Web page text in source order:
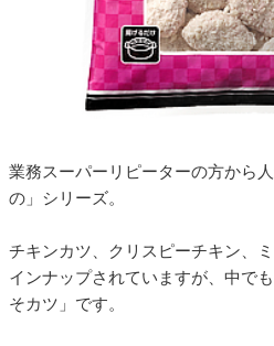
業務スーパーリピーターの方から
の」シリーズ。
チキンカツ、クリスピーチキン、
インナップされていますが、中で
そカツ」です。